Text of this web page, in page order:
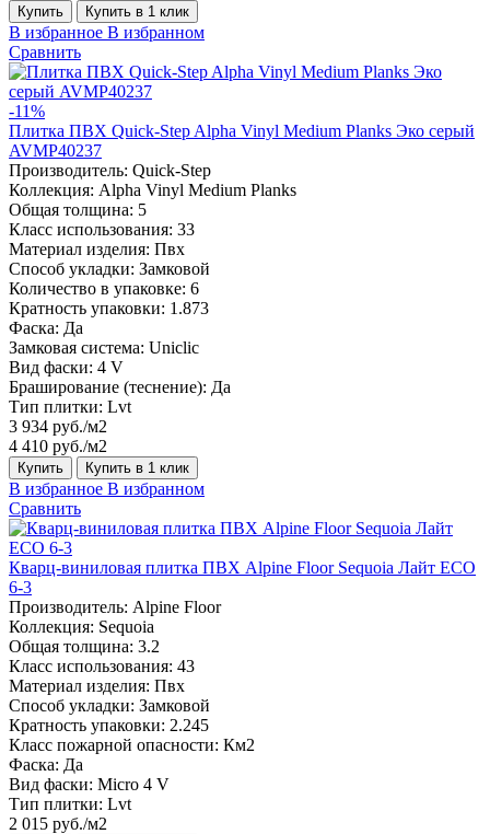
Купить Купить в 1 клик
В избранное В избранном
Сравнить
-11%
Плитка ПВХ Quick-Step Alpha Vinyl Medium Planks Эко серый
AVMP40237
Производитель: Quick-Step
Коллекция: Alpha Vinyl Medium Planks
Общая толщина: 5
Класс использования: 33
Материал изделия: Пвх
Способ укладки: Замковой
Количество в упаковке: 6
Кратность упаковки: 1.873
Фаска: Да
Замковая система: Uniclic
Вид фаски: 4 V
Браширование (теснение): Да
Тип плитки: Lvt
3 934 руб./м2
4 410 руб./м2
Купить Купить в 1 клик
В избранное В избранном
Сравнить
Кварц-виниловая плитка ПВХ Alpine Floor Sequoia Лайт ECO
6-3
Производитель: Alpine Floor
Коллекция: Sequoia
Общая толщина: 3.2
Класс использования: 43
Материал изделия: Пвх
Способ укладки: Замковой
Кратность упаковки: 2.245
Класс пожарной опасности: Км2
Фаска: Да
Вид фаски: Micro 4 V
Тип плитки: Lvt
2 015 руб./м2